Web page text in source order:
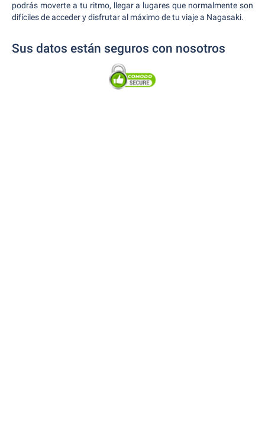
podrás moverte a tu ritmo, llegar a lugares que normalmente son
difíciles de acceder y disfrutar al máximo de tu viaje a Nagasaki.
Sus datos están seguros con nosotros